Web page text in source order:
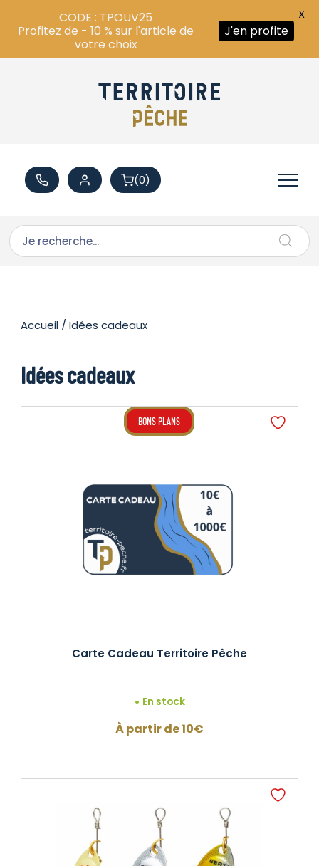
(0)
Accueil / Idées cadeaux
Idées cadeaux
BONS PLANS
Carte Cadeau Territoire Pêche
En stock
À partir de 10€
CODE : TPOUV25
Profitez de - 10 % sur l'article de
votre choix
J'en profite
X